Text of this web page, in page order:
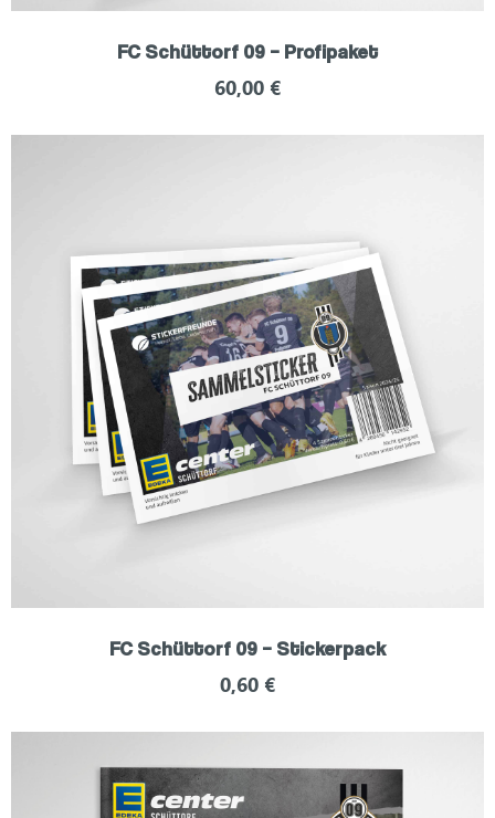
FC Schüttorf 09 – Profipaket
60,00 €
FC Schüttorf 09 – Stickerpack
0,60 €